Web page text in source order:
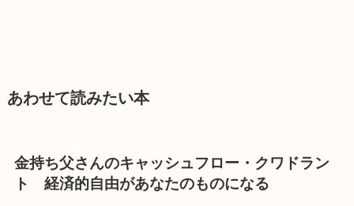
あわせて読みたい本
金持ち父さんのキャッシュフロー・クワドラン
ト 経済的自由があなたのものになる